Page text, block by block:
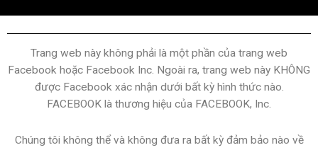
Trang web này không phải là một phần của trang web
Facebook hoặc Facebook Inc. Ngoài ra, trang web này KHÔNG
được Facebook xác nhận dưới bất kỳ hình thức nào.
FACEBOOK là thương hiệu của FACEBOOK, Inc.
Chúng tôi không thể và không đưa ra bất kỳ đảm bảo nào về